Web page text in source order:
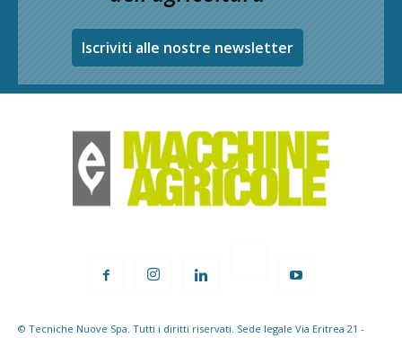
Iscriviti alle nostre newsletter
© Tecniche Nuove Spa. Tutti i diritti riservati. Sede legale Via Eritrea 21 -